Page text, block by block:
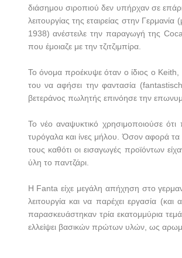
διάσημου σιροπιού δεν υπήρχαν σε
λειτουργίας της εταιρείας στην
1938) ανέστειλε την παραγωγή της Coca
που έμοιαζε με την τζιτζιμπίρα.
Το όνομα προέκυψε όταν ο ίδιος ο Keith
του να αφήσει την φαντασία (fantastisch
βετεράνος πωλητής επινόησε την
Το νέο αναψυκτικό χρησιμοποιούσε
τυρόγαλα και ίνες μήλου. Όσον αφορά
τους καθότι οι εισαγωγές προϊόντων
ύλη το παντζάρι.
Η Fanta είχε μεγάλη απήχηση στο
λειτουργία και να παρέχει εργασία
παρασκευάστηκαν τρία εκατομμύρια
ελλείψει βασικών πρώτων υλών, ως